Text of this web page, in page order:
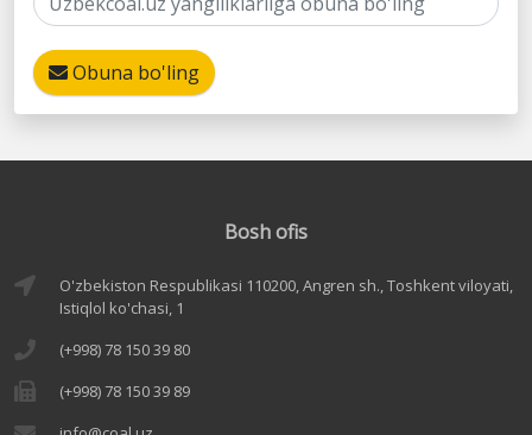
Obuna bo'ling
Bosh ofis
O'zbekiston Respublikasi 110200, Angren sh., Toshkent viloyati,
Istiqlol ko'chasi, 1
(+998) 78 150 39 80
(+998) 78 150 39 89